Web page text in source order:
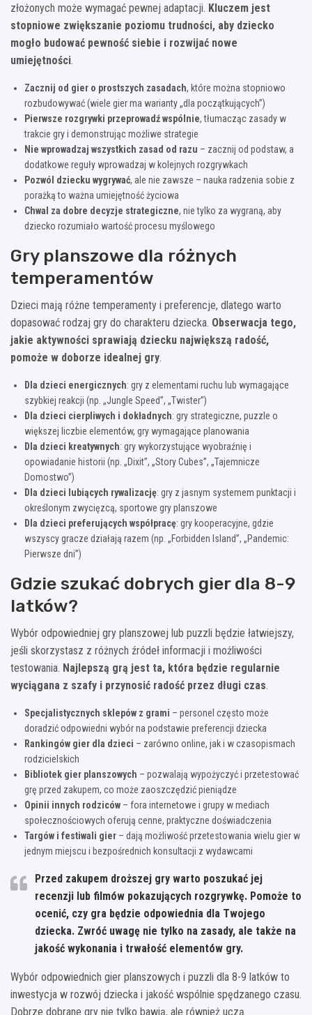
złożonych może wymagać pewnej adaptacji. Kluczem jest
stopniowe zwiększanie poziomu trudności, aby dziecko
mogło budować pewność siebie i rozwijać nowe
umiejętności.
Zacznij od gier o prostszych zasadach, które można stopniowo
rozbudowywać (wiele gier ma warianty „dla początkujących”)
Pierwsze rozgrywki przeprowadź wspólnie, tłumacząc zasady w
trakcie gry i demonstrując możliwe strategie
Nie wprowadzaj wszystkich zasad od razu – zacznij od podstaw, a
dodatkowe reguły wprowadzaj w kolejnych rozgrywkach
Pozwól dziecku wygrywać, ale nie zawsze – nauka radzenia sobie z
porażką to ważna umiejętność życiowa
Chwal za dobre decyzje strategiczne, nie tylko za wygraną, aby
dziecko rozumiało wartość procesu myślowego
Gry planszowe dla różnych
temperamentów
Dzieci mają różne temperamenty i preferencje, dlatego warto
dopasować rodzaj gry do charakteru dziecka. Obserwacja tego,
jakie aktywności sprawiają dziecku największą radość,
pomoże w doborze idealnej gry.
Dla dzieci energicznych: gry z elementami ruchu lub wymagające
szybkiej reakcji (np. „Jungle Speed”, „Twister”)
Dla dzieci cierpliwych i dokładnych: gry strategiczne, puzzle o
większej liczbie elementów, gry wymagające planowania
Dla dzieci kreatywnych: gry wykorzystujące wyobraźnię i
opowiadanie historii (np. „Dixit”, „Story Cubes”, „Tajemnicze
Domostwo”)
Dla dzieci lubiących rywalizację: gry z jasnym systemem punktacji i
określonym zwycięzcą, sportowe gry planszowe
Dla dzieci preferujących współpracę: gry kooperacyjne, gdzie
wszyscy gracze działają razem (np. „Forbidden Island”, „Pandemic:
Pierwsze dni”)
Gdzie szukać dobrych gier dla 8-9
latków?
Wybór odpowiedniej gry planszowej lub puzzli będzie łatwiejszy,
jeśli skorzystasz z różnych źródeł informacji i możliwości
testowania. Najlepszą grą jest ta, która będzie regularnie
wyciągana z szafy i przynosić radość przez długi czas.
Specjalistycznych sklepów z grami – personel często może
doradzić odpowiedni wybór na podstawie preferencji dziecka
Rankingów gier dla dzieci – zarówno online, jak i w czasopismach
rodzicielskich
Bibliotek gier planszowych – pozwalają wypożyczyć i przetestować
grę przed zakupem, co może zaoszczędzić pieniądze
Opinii innych rodziców – fora internetowe i grupy w mediach
społecznościowych oferują cenne, praktyczne doświadczenia
Targów i festiwali gier – dają możliwość przetestowania wielu gier w
jednym miejscu i bezpośrednich konsultacji z wydawcami
Przed zakupem droższej gry warto poszukać jej
recenzji lub filmów pokazujących rozgrywkę. Pomoże to
ocenić, czy gra będzie odpowiednia dla Twojego
dziecka. Zwróć uwagę nie tylko na zasady, ale także na
jakość wykonania i trwałość elementów gry.
Wybór odpowiednich gier planszowych i puzzli dla 8-9 latków to
inwestycja w rozwój dziecka i jakość wspólnie spędzanego czasu.
Dobrze dobrane gry nie tylko bawią, ale również uczą